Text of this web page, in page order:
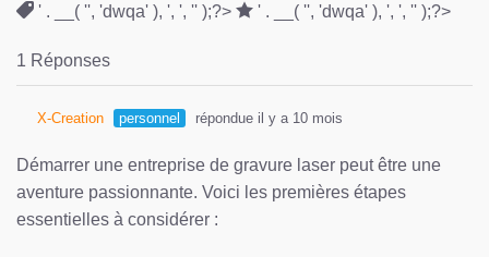
' . __( '', 'dwqa' ), ', ', '' );?> ' . __( '', 'dwqa' ), ', ', '' );?>
1 Réponses
X-Creation personnel répondue il y a 10 mois
Démarrer une entreprise de gravure laser peut être une
aventure passionnante. Voici les premières étapes
essentielles à considérer :